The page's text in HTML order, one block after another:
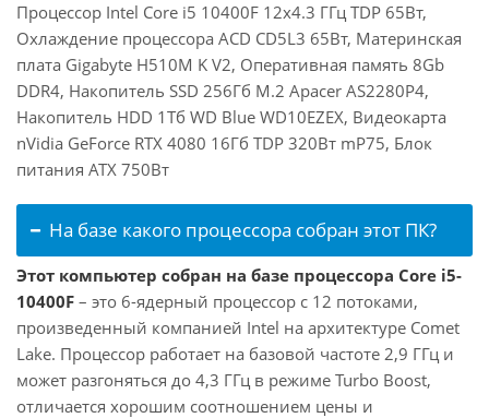
Процессор Intel Core i5 10400F 12x4.3 ГГц TDP 65Вт,
Охлаждение процессора ACD CD5L3 65Вт, Материнская
плата Gigabyte H510M K V2, Оперативная память 8Gb
DDR4, Накопитель SSD 256Гб M.2 Apacer AS2280P4,
Накопитель HDD 1Тб WD Blue WD10EZEX, Видеокарта
nVidia GeForce RTX 4080 16Гб TDP 320Вт mP75, Блок
питания ATX 750Вт
На базе какого процессора собран этот ПК?
Этот компьютер собран на базе процессора Core i5-
10400F – это 6-ядерный процессор с 12 потоками,
произведенный компанией Intel на архитектуре Comet
Lake. Процессор работает на базовой частоте 2,9 ГГц и
может разгоняться до 4,3 ГГц в режиме Turbo Boost,
отличается хорошим соотношением цены и